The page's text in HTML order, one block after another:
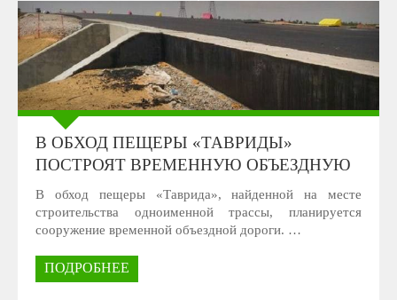
В ОБХОД ПЕЩЕРЫ «ТАВРИДЫ»
ПОСТРОЯТ ВРЕМЕННУЮ ОБЪЕЗДНУЮ
В обход пещеры «Таврида», найденной на месте
строительства одноименной трассы, планируется
сооружение временной объездной дороги. …
ПОДРОБНЕЕ